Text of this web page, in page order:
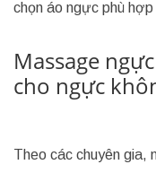
chọn áo ngực phù
Massage
cho ngực
Theo các chuyên gia,